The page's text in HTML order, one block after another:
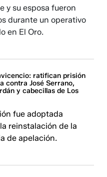
y su esposa fueron
durante un operativo
en El Oro.
ratifican prisión
contra José Serrano,
y cabecillas de Los
fue adoptada
reinstalación de la
de apelación.